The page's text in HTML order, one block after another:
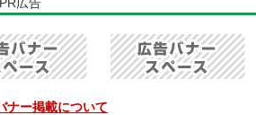
ナー掲載について